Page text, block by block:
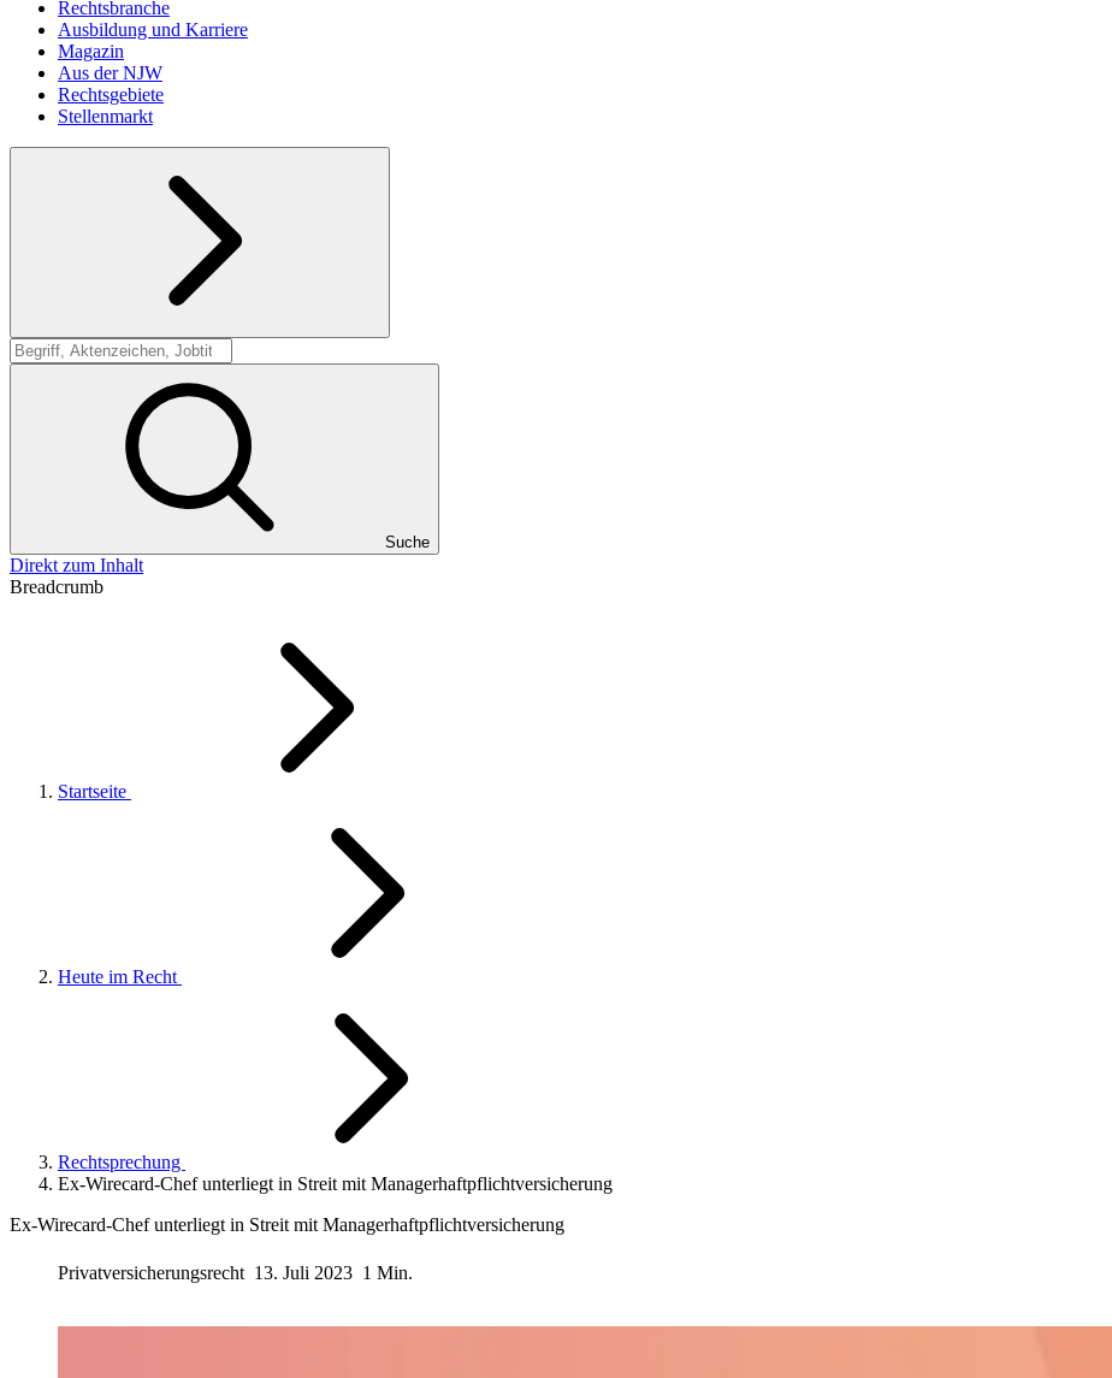
Rechtsbranche
Ausbildung und Karriere
Magazin
Aus der NJW
Rechtsgebiete
Stellenmarkt
Suche
Suche
Direkt zum Inhalt
Breadcrumb
Startseite
Heute im Recht
Rechtsprechung
Ex-Wirecard-Chef unterliegt in Streit mit Managerhaftpflichtversicherung
Ex-Wirecard-Chef unterliegt in Streit mit Managerhaftpflichtversicherung
Privatversicherungsrecht 13. Juli 2023 1 Min.